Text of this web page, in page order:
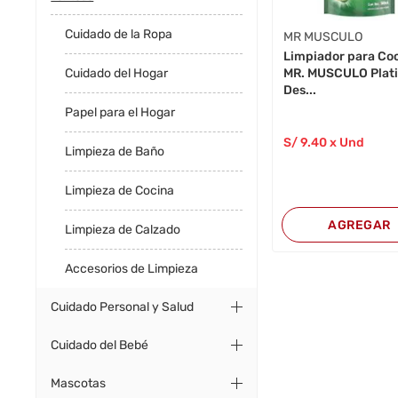
Cuidado de la Ropa
Cuidado del Hogar
Papel para el Hogar
Limpieza de Baño
Limpieza de Cocina
Limpieza de Calzado
Accesorios de Limpieza
Cuidado Personal y Salud
Cuidado del Bebé
Mascotas
MR MUSCULO
Limpiador para
MR. MUSCULO
Des...
S/9.40x Und
AGREGAR